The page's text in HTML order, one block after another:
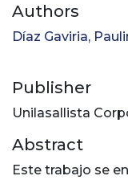
Authors
Díaz Gaviria,
Publisher
Unilasallista
Abstract
Este trabajo se